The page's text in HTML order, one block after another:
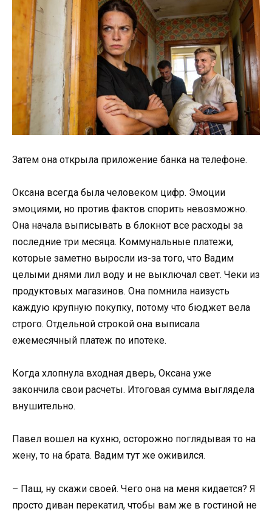
Затем она открыла приложение банка на телефоне.
Оксана всегда была человеком цифр. Эмоции
эмоциями, но против фактов спорить невозможно.
Она начала выписывать в блокнот все расходы за
последние три месяца. Коммунальные платежи,
которые заметно выросли из-за того, что Вадим
целыми днями лил воду и не выключал свет. Чеки из
продуктовых магазинов. Она помнила наизусть
каждую крупную покупку, потому что бюджет вела
строго. Отдельной строкой она выписала
ежемесячный платеж по ипотеке.
Когда хлопнула входная дверь, Оксана уже
закончила свои расчеты. Итоговая сумма выглядела
внушительно.
Павел вошел на кухню, осторожно поглядывая то на
жену, то на брата. Вадим тут же оживился.
– Паш, ну скажи своей. Чего она на меня кидается? Я
просто диван перекатил, чтобы вам же в гостиной не